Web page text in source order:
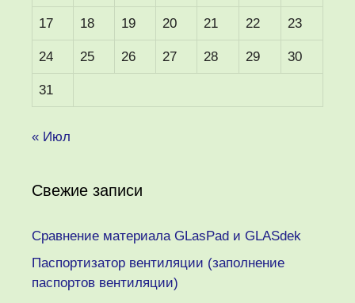
17 18 19 20 21 22 23
24 25 26 27 28 29 30
31
« Июл
Свежие записи
Сравнение материала GLasPad и GLASdek
Паспортизатор вентиляции (заполнение
паспортов вентиляции)